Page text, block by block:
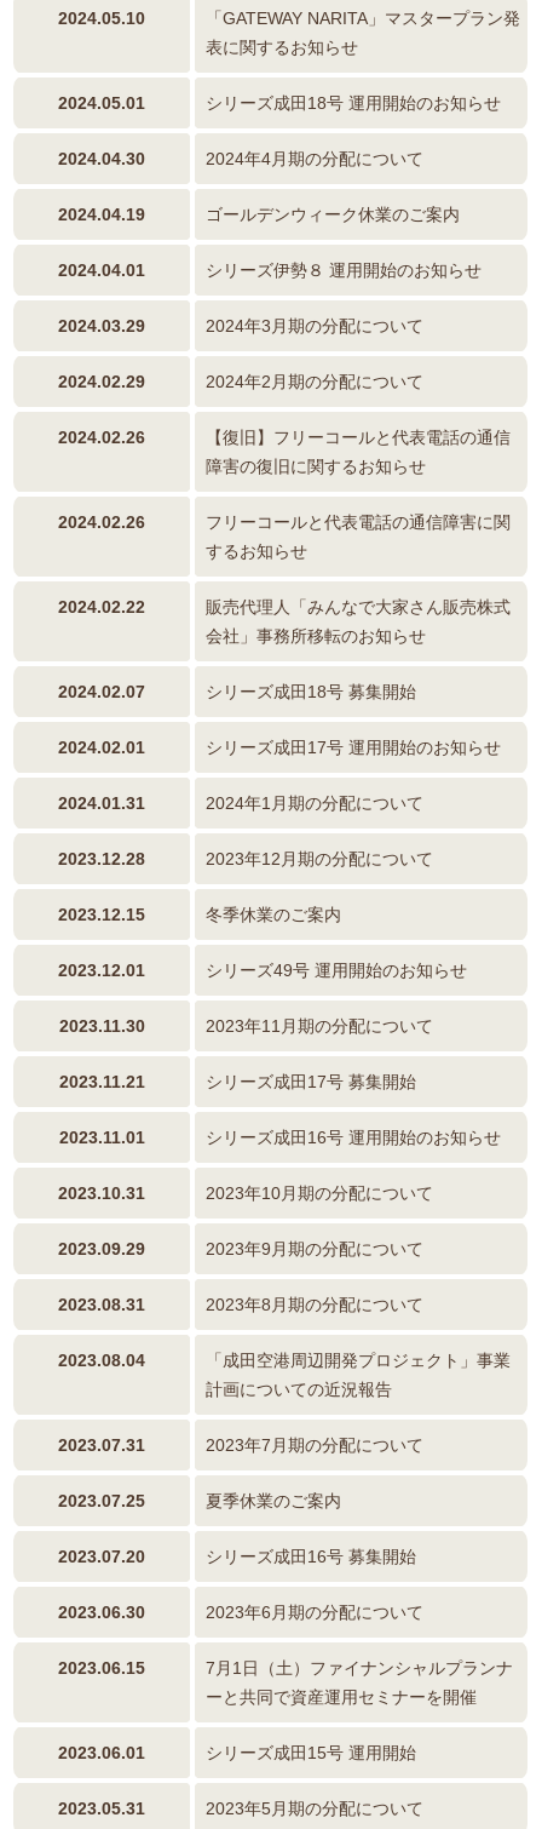
2024.05.10
「GATEWAY NARITA」マスタープラン発
表に関するお知らせ
2024.05.01 シリーズ成田18号 運用開始のお知らせ
2024.04.30 2024年4月期の分配について
2024.04.19 ゴールデンウィーク休業のご案内
2024.04.01 シリーズ伊勢８ 運用開始のお知らせ
2024.03.29 2024年3月期の分配について
2024.02.29 2024年2月期の分配について
2024.02.26
【復旧】フリーコールと代表電話の通信
障害の復旧に関するお知らせ
2024.02.26
フリーコールと代表電話の通信障害に関
するお知らせ
2024.02.22
販売代理人「みんなで大家さん販売株式
会社」事務所移転のお知らせ
2024.02.07 シリーズ成田18号 募集開始
2024.02.01 シリーズ成田17号 運用開始のお知らせ
2024.01.31 2024年1月期の分配について
2023.12.28 2023年12月期の分配について
2023.12.15 冬季休業のご案内
2023.12.01 シリーズ49号 運用開始のお知らせ
2023.11.30 2023年11月期の分配について
2023.11.21 シリーズ成田17号 募集開始
2023.11.01 シリーズ成田16号 運用開始のお知らせ
2023.10.31 2023年10月期の分配について
2023.09.29 2023年9月期の分配について
2023.08.31 2023年8月期の分配について
2023.08.04
「成田空港周辺開発プロジェクト」事業
計画についての近況報告
2023.07.31 2023年7月期の分配について
2023.07.25 夏季休業のご案内
2023.07.20 シリーズ成田16号 募集開始
2023.06.30 2023年6月期の分配について
2023.06.15
7月1日（土）ファイナンシャルプランナ
ーと共同で資産運用セミナーを開催
2023.06.01 シリーズ成田15号 運用開始
2023.05.31 2023年5月期の分配について